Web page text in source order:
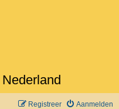
Aanmelden
Registreer